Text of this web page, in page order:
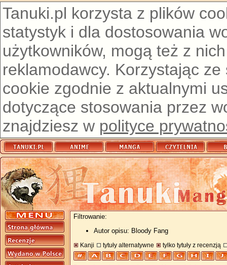
Tanuki.pl korzysta z plików
statystyk i dla dostosowania
użytkowników, mogą też z
reklamodawcy. Korzystając
cookie zgodnie z aktualnymi
dotyczące stosowania przez
znajdziesz w polityce
Filtrowanie:
Autor opisu: Bloody Fang
Kanji tytuły alternatywne tylko tytuły z recenzją